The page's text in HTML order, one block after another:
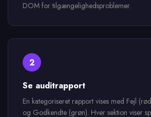
DOM for tilgængelighedsproblemer.
2
Se auditrapport
En kategoriseret rapport vises med Fejl
og Godkendte (grøn). Hver sektion viser